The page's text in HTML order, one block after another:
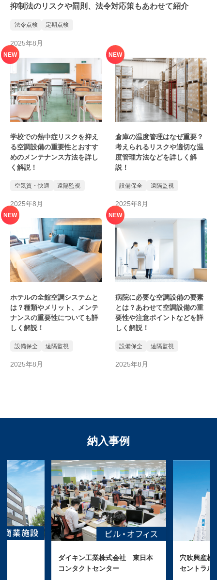
抑制法のリスクや罰則、法令対応策もあわせて紹介
法令点検 定期点検
2025年8月
学校での熱中症リスクを抑え
る空調設備の重要性とおすす
めのメンテナンス方法を詳し
く解説！
空気質・快適 遠隔監視
NEW
2025年8月
倉庫の温度管理はなぜ重要？
考えられるリスクや適切な温
度管理方法などを詳しく解
説！
設備保全 遠隔監視
NEW
2025年8月
ホテルの全館空調システムと
は？種類やメリット、メンテ
ナンスの重要性についても詳
しく解説！
設備保全 遠隔監視
NEW
2025年8月
病院に必要な空調設備の要素
とは？あわせて空調設備の重
要性や注意ポイントなどを詳
しく解説！
設備保全 遠隔監視
NEW
2025年8月
納入事例
ダイキン工業株式会社 東日本
コンタクトセンター
穴吹興産株
セントラル